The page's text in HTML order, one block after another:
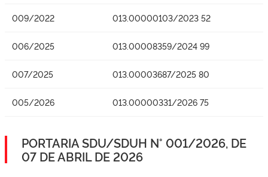
009/2022 013.00000103/2023 52
006/2025 013.00008359/2024 99
007/2025 013.00003687/2025 80
005/2026 013.00000331/2026 75
PORTARIA SDU/SDUH N° 001/2026, DE
07 DE ABRIL DE 2026